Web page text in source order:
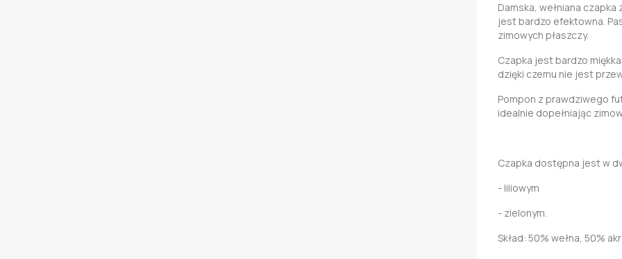
Damska, wełniana
jest bardzo efektowna.
zimowych płaszczy.
Czapka jest bardzo
dzięki czemu nie jest
Pompon z prawdziwego
idealnie dopełniając
Czapka dostępna jest w
- liliowym
- zielonym.
Skład: 50% wełna, 50%